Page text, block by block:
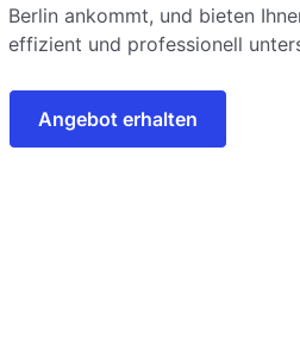
Berlin ankommt, und bieten
effizient und professionell
Angebot erhalten